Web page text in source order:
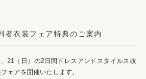
者衣装フェア特典のご案内
、21（日）の2日間 ドレスアンドスタイルス岐
ェアを開催いたします。